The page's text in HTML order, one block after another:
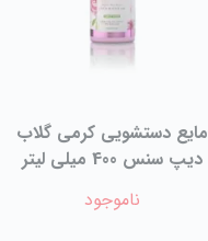
مایع دستشویی کرمی گلاب
دیپ سنس 400 میلی لیتر
ناموجود